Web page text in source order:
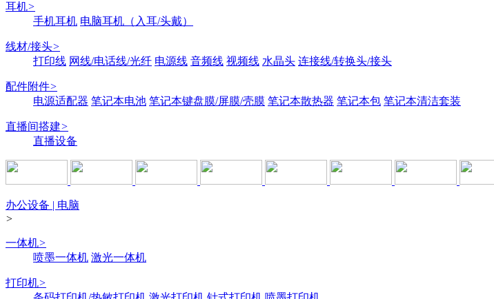
耳机>
手机耳机 电脑耳机（入耳/头戴）
线材/接头>
打印线 网线/电话线/光纤 电源线 音频线 视频线 水晶头 连接线/转换头/接头
配件附件>
电源适配器 笔记本电池 笔记本键盘膜/屏膜/壳膜 笔记本散热器 笔记本包 笔记本清洁套装
直播间搭建>
直播设备
办公设备 | 电脑
>
一体机>
喷墨一体机 激光一体机
打印机>